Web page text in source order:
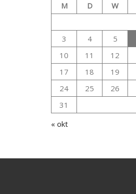
M
D W
3
4 5
10
11 12
17
18 19
24
25 26
31
« okt